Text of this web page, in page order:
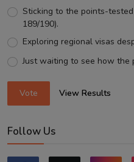
Sticking to the points-
189/190).
Exploring regional visas
Just waiting to see how the
Vote View Results
Follow Us